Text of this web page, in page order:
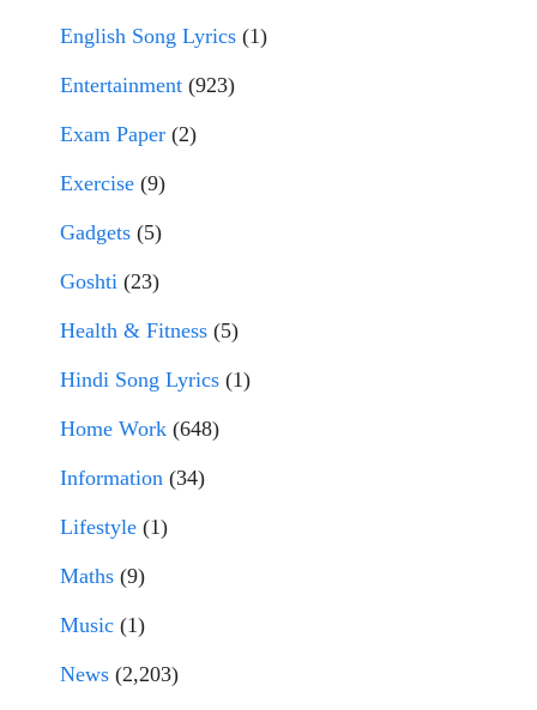
English Song Lyrics (1)
Entertainment (923)
Exam Paper (2)
Exercise (9)
Gadgets (5)
Goshti (23)
Health & Fitness (5)
Hindi Song Lyrics (1)
Home Work (648)
Information (34)
Lifestyle (1)
Maths (9)
Music (1)
News (2,203)